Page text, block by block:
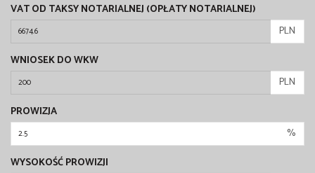
VAT OD TAKSY NOTARIALNEJ (OPŁATY NOTARIALNEJ)
PLN
WNIOSEK DO WKW
PLN
PROWIZJA
%
WYSOKOŚĆ PROWIZJI